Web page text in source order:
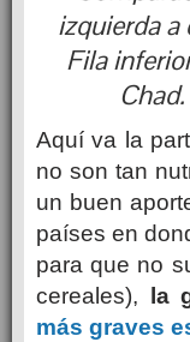
izquierda a
Fila
Aquí va la
no son tan
un buen
países en
para que no
cereales), la
más graves